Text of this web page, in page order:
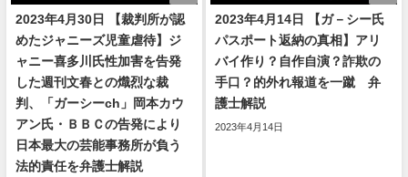
2023年4月30日 【裁判所が認
めたジャニーズ児童虐待】ジ
ャニー喜多川氏性加害を告発
した週刊文春との熾烈な裁
判、「ガーシーch」岡本カウ
アン氏・ＢＢＣの告発により
日本最大の芸能事務所が負う
法的責任を弁護士解説
2023年4月14日 【ガ－シー氏
パスポート返納の真相】アリ
バイ作り？自作自演？詐欺の
手口？的外れ報道を一蹴 弁
護士解説
2023年4月14日